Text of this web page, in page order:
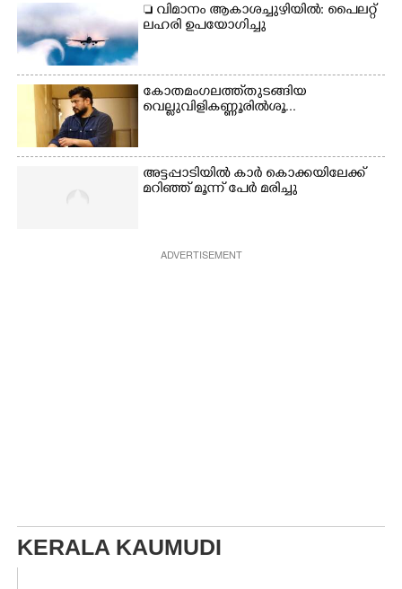
 വിമാനം ആകാശച്ചുഴിയിൽ: പൈലറ്റ്
ലഹരി ഉപയോഗിച്ചു
കോതമംഗലത്ത് തുടങ്ങിയ
വെല്ലുവിളി കണ്ണൂരിൽ ശൂ...
അട്ടപ്പാടിയിൽ കാർ കൊക്കയിലേക്ക്
മറിഞ്ഞ് മൂന്ന് പേർ മരിച്ചു
ADVERTISEMENT
KERALA KAUMUDI